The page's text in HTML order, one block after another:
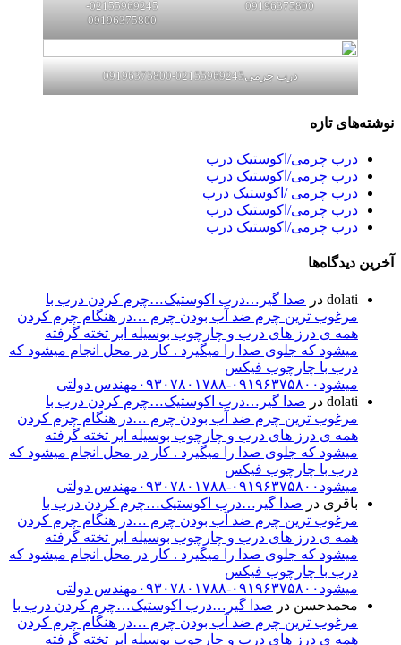
09196375800
02155969245-
09196375800
درب چرمی02155969245-09196375800
نوشته‌های تازه
درب چرمی/اکوستیک درب
درب چرمی/اکوستیک درب
درب چرمی /اکوستیک درب
درب چرمی/اکوستیک درب
درب چرمی/اکوستیک درب
آخرین دیدگاه‌ها
dolati در صدا گیر…درب اکوستیک…چرم کردن درب با
مرغوب ترین چرم ضد آب بودن چرم …در هنگام چرم کردن
همه ی درز های درب و چارچوب بوسیله ابر تخته گرفته
میشود که جلوی صدا را میگیرد . کار در محل انجام میشود که
درب با چارچوب فیکس
میشود۰۹۱۹۶۳۷۵۸۰۰-۰۹۳۰۷۸۰۱۷۸۸مهندس دولتی
dolati در صدا گیر…درب اکوستیک…چرم کردن درب با
مرغوب ترین چرم ضد آب بودن چرم …در هنگام چرم کردن
همه ی درز های درب و چارچوب بوسیله ابر تخته گرفته
میشود که جلوی صدا را میگیرد . کار در محل انجام میشود که
درب با چارچوب فیکس
میشود۰۹۱۹۶۳۷۵۸۰۰-۰۹۳۰۷۸۰۱۷۸۸مهندس دولتی
باقری در صدا گیر…درب اکوستیک…چرم کردن درب با
مرغوب ترین چرم ضد آب بودن چرم …در هنگام چرم کردن
همه ی درز های درب و چارچوب بوسیله ابر تخته گرفته
میشود که جلوی صدا را میگیرد . کار در محل انجام میشود که
درب با چارچوب فیکس
میشود۰۹۱۹۶۳۷۵۸۰۰-۰۹۳۰۷۸۰۱۷۸۸مهندس دولتی
محمدحسن در صدا گیر…درب اکوستیک…چرم کردن درب با
مرغوب ترین چرم ضد آب بودن چرم …در هنگام چرم کردن
همه ی درز های درب و چارچوب بوسیله ابر تخته گرفته